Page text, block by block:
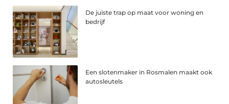
De juiste trap op maat voor woning en
bedrijf
Een slotenmaker in Rosmalen maakt ook
autosleutels